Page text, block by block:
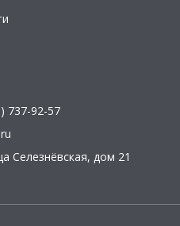
737-92-57
Селезнёвская, дом 21